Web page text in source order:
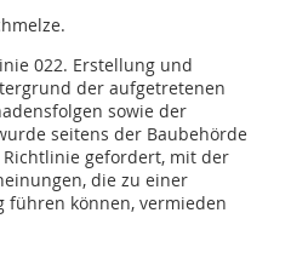
022. Erstellung und
der aufgetretenen
sowie der
seitens der Baubehörde
gefordert, mit der
die zu einer
führen können, vermieden